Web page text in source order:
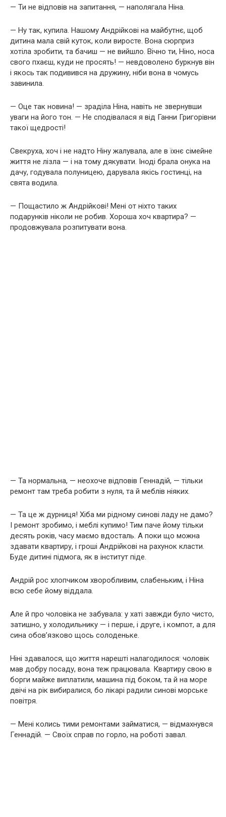
— Ти не відповів на запитання, — наполягала Ніна.
— Ну так, купила. Нашому Андрійкові на майбутнє, щоб
дитина мала свій куток, коли виросте. Вона сюрприз
хотіла зробити, та бачиш — не вийшло. Вічно ти, Ніно, носа
свого пхаєш, куди не просять! — невдоволено буркнув він
і якось так подивився на дружину, ніби вона в чомусь
завинила.
— Оце так новина! — зраділа Ніна, навіть не звернувши
уваги на його тон. — Не сподівалася я від Ганни Григорівни
такої щедрості!
Свекруха, хоч і не надто Ніну жалувала, але в їхнє сімейне
життя не лізла — і на тому дякувати. Іноді брала онука на
дачу, годувала полуницею, дарувала якісь гостинці, на
свята водила.
— Пощастило ж Андрійкові! Мені от ніхто таких
подарунків ніколи не робив. Хороша хоч квартира? —
продовжувала розпитувати вона.
— Та нормальна, — неохоче відповів Геннадій, — тільки
ремонт там треба робити з нуля, та й меблів ніяких.
— Та це ж дурниця! Хіба ми рідному синові ладу не дамо?
І ремонт зробимо, і меблі купимо! Тим паче йому тільки
десять років, часу маємо вдосталь. А поки що можна
здавати квартиру, і гроші Андрійкові на рахунок класти.
Буде дитині підмога, як в інститут піде.
Андрій рос хлопчиком хворобливим, слабеньким, і Ніна
всю себе йому віддала.
Але й про чоловіка не забувала: у хаті завжди було чисто,
затишно, у холодильнику — і перше, і друге, і компот, а для
сина обов’язково щось солоденьке.
Ніні здавалося, що життя нарешті налагодилося: чоловік
мав добру посаду, вона теж працювала. Квартиру свою в
борги майже виплатили, машина під боком, та й на море
двічі на рік вибиралися, бо лікарі радили синові морське
повітря.
— Мені колись тими ремонтами займатися, — відмахнувся
Геннадій. — Своїх справ по горло, на роботі завал.